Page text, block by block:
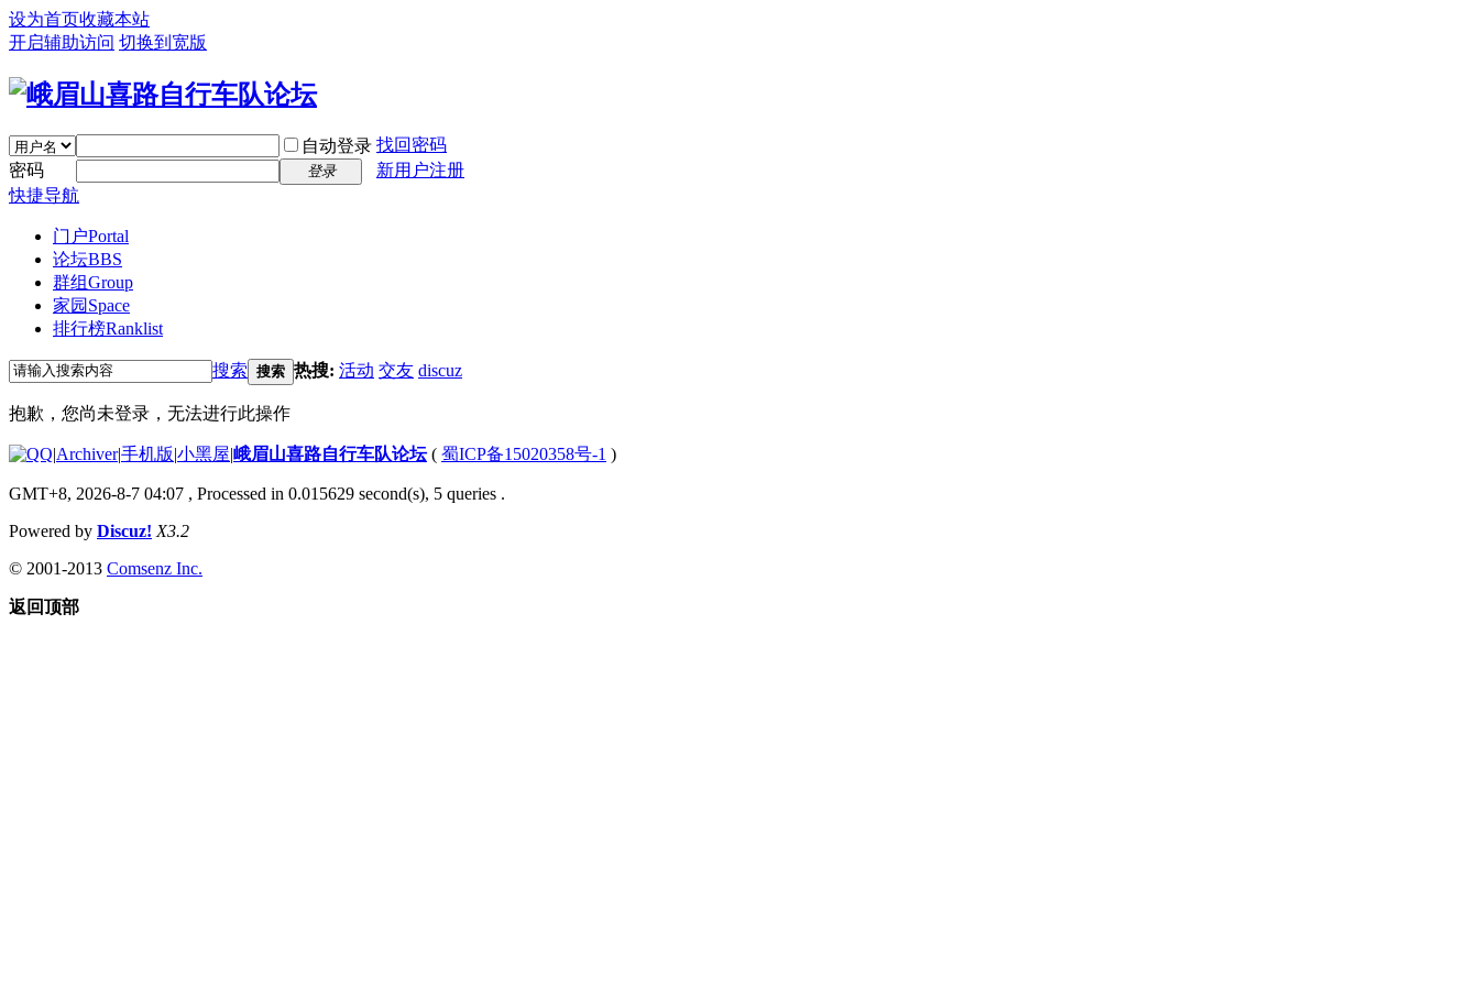
设为首页收藏本站
开启辅助访问 切换到宽版
自动登录 找回密码
密码
登录
新用户注册
快捷导航
门户Portal
论坛BBS
群组Group
家园 Space
排行榜Ranklist
搜索 搜索 热搜: 活动 交友 discuz
抱歉，您尚未登录，无法进行此操作
|Archiver|手机版|小黑屋|峨眉山喜路自行车队论坛( 蜀ICP备15020358号-1 )
GMT+8, 2026-8-7 04:07 , Processed in 0.015629 second(s), 5 queries .
Powered by Discuz! X3.2
© 2001-2013 Comsenz Inc.
返回顶部